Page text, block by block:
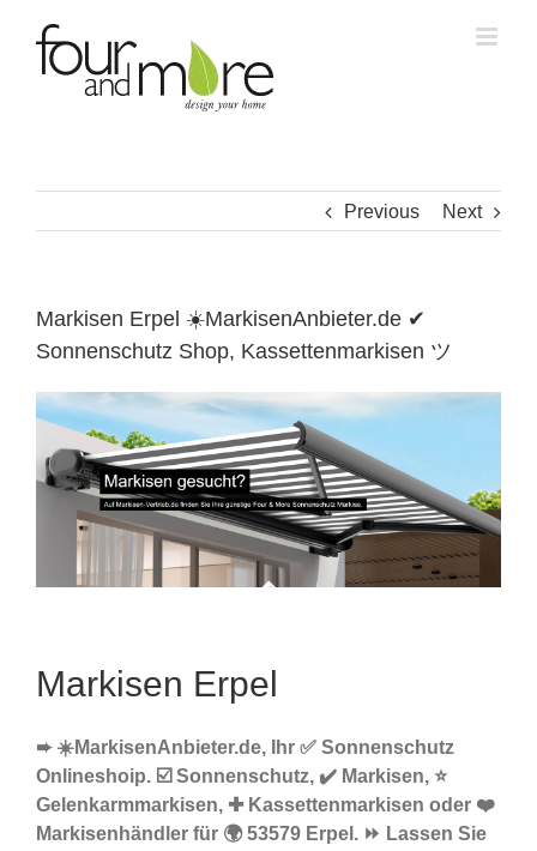
content
Previous Next
Markisen Erpel ☀️MarkisenAnbieter.de ✔
Sonnenschutz Shop, Kassettenmarkisen ツ
Markisen Erpel
➨ ☀️MarkisenAnbieter.de, Ihr ✅ Sonnenschutz
Onlineshoip. ☑️ Sonnenschutz, ✔️ Markisen, ⭐
Gelenkarmmarkisen, ✚ Kassettenmarkisen oder ❤️
Markisenhändler für 🌍 53579 Erpel. ⏩ Lassen Sie